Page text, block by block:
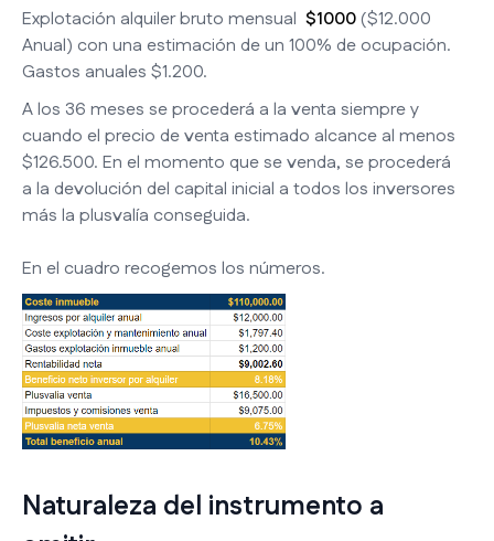
Explotación alquiler bruto mensual $1000($12.000
Anual) con una estimación de un 100% de ocupación.
Gastos anuales $1.200.
A los 36 meses se procederá a la venta siempre y
cuando el precio de venta estimado alcance al menos
$126.500. En el momento que se venda, se procederá
a la devolución del capital inicial a todos los inversores
más la plusvalía conseguida.
En el cuadro recogemos los números.
Naturaleza del instrumento a